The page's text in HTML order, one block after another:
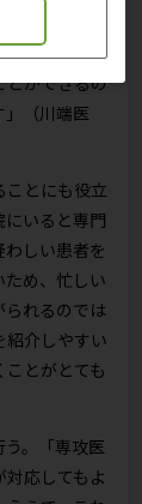
。いずれに
ことで、治療
とができるの
（川端医
とにも役立
いると専門
しい患者を
め、忙しい
られるのでは
紹介しやすい
とがとても
。「専攻医
応してもよ